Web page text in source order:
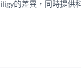
的差異，同時提供